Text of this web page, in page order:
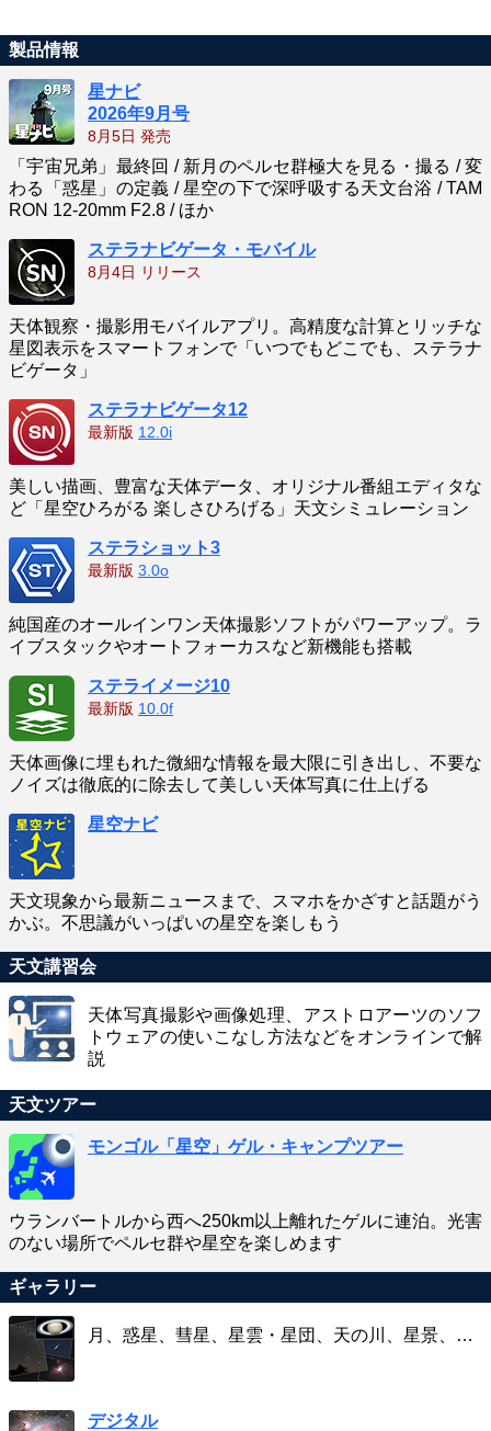
製品情報
星ナビ
2026年9月号
8月5日 発売
「宇宙兄弟」最終回 / 新月のペルセ群極大を見る・撮る / 変
わる「惑星」の定義 / 星空の下で深呼吸する天文台浴 / TAM
RON 12-20mm F2.8 / ほか
ステラナビゲータ・モバイル
8月4日 リリース
天体観察・撮影用モバイルアプリ。高精度な計算とリッチな
星図表示をスマートフォンで「いつでもどこでも、ステラナ
ビゲータ」
ステラナビゲータ12
最新版 12.0i
美しい描画、豊富な天体データ、オリジナル番組エディタな
ど「星空ひろがる 楽しさひろげる」天文シミュレーション
ステラショット3
最新版 3.0o
純国産のオールインワン天体撮影ソフトがパワーアップ。ラ
イブスタックやオートフォーカスなど新機能も搭載
ステライメージ10
最新版 10.0f
天体画像に埋もれた微細な情報を最大限に引き出し、不要な
ノイズは徹底的に除去して美しい天体写真に仕上げる
星空ナビ
天文現象から最新ニュースまで、スマホをかざすと話題がう
かぶ。不思議がいっぱいの星空を楽しもう
天文講習会
天体写真撮影や画像処理、アストロアーツのソフ
トウェアの使いこなし方法などをオンラインで解
説
天文ツアー
モンゴル「星空」ゲル・キャンプツアー
ウランバートルから西へ250km以上離れたゲルに連泊。光害
のない場所でペルセ群や星空を楽しめます
ギャラリー
月、惑星、彗星、星雲・星団、天の川、星景、…
デジタル